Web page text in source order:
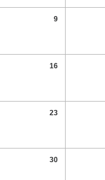
9
16
23
30